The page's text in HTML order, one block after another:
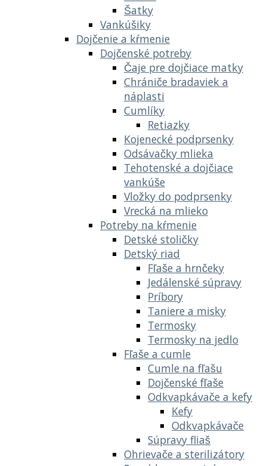
Šatky
Vankúšiky
Dojčenie a kŕmenie
Dojčenské potreby
Čaje pre dojčiace matky
Chrániče bradaviek a
náplasti
Cumlíky
Retiazky
Kojenecké podprsenky
Odsávačky mlieka
Tehotenské a dojčiace
vankúše
Vložky do podprsenky
Vrecká na mlieko
Potreby na kŕmenie
Detské stoličky
Detský riad
Fľaše a hrnčeky
Jedálenské súpravy
Príbory
Taniere a misky
Termosky
Termosky na jedlo
Fľaše a cumle
Cumle na fľašu
Dojčenské fľaše
Odkvapkávače a kefy
Kefy
Odkvapkávače
Súpravy fliaš
Ohrievače a sterilizátory